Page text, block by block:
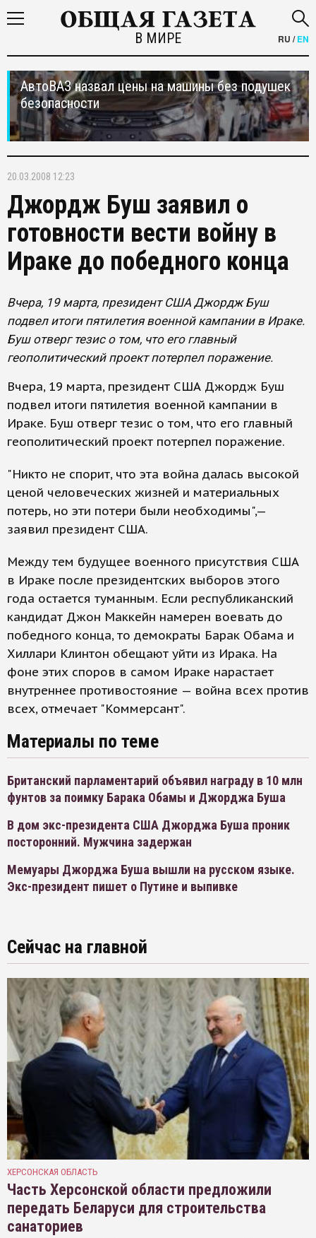
В МИРЕ RU /EN
АвтоВАЗ назвал цены на машины без подушек
безопасности
20.03.2008 12:23
Джордж Буш заявил о
готовности вести войну в
Ираке до победного конца
Вчера, 19 марта, президент США Джордж Буш
подвел итоги пятилетия военной кампании в Ираке.
Буш отверг тезис о том, что его главный
геополитический проект потерпел поражение.
Вчера, 19 марта, президент США Джордж Буш
подвел итоги пятилетия военной кампании в
Ираке. Буш отверг тезис о том, что его главный
геополитический проект потерпел поражение.
"Никто не спорит, что эта война далась высокой
ценой человеческих жизней и материальных
потерь, но эти потери были необходимы",—
заявил президент США.
Между тем будущее военного присутствия США
в Ираке после президентских выборов этого
года остается туманным. Если республиканский
кандидат Джон Маккейн намерен воевать до
победного конца, то демократы Барак Обама и
Хиллари Клинтон обещают уйти из Ирака. На
фоне этих споров в самом Ираке нарастает
внутреннее противостояние — война всех против
всех, отмечает "Коммерсант".
Материалы по теме
Британский парламентарий объявил награду в 10 млн
фунтов за поимку Барака Обамы и Джорджа Буша
В дом экс-президента США Джорджа Буша проник
посторонний. Мужчина задержан
Мемуары Джорджа Буша вышли на русском языке.
Экс-президент пишет о Путине и выпивке
Сейчас на главной
ХЕРСОНСКАЯ ОБЛАСТЬ
Часть Херсонской области предложили
передать Беларуси для строительства
санаториев